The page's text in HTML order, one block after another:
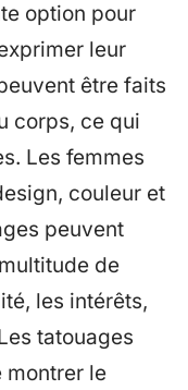
option pour
leur
être faits
corps, ce qui
Les femmes
couleur et
peuvent
de
les intérêts,
tatouages
montrer le